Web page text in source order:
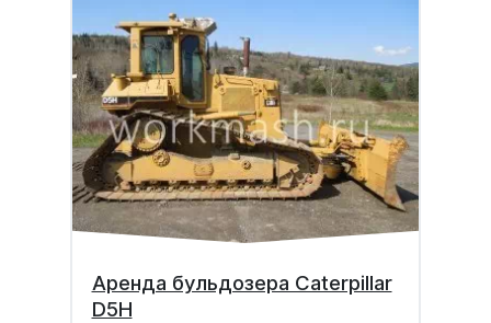
Аренда бульдозера Caterpillar
D5H